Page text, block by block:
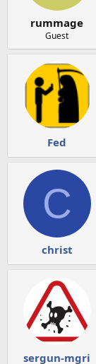
rummage
Guest
Fed
C
christ
sergun-mgri